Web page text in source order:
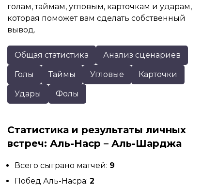
голам, таймам, угловым, карточкам и ударам,
которая поможет вам сделать собственный
вывод.
Общая статистика Анализ сценариев
Голы Таймы Угловые Карточки
Удары Фолы
Статистика и результаты личных
встреч: Аль-Наср – Аль-Шарджа
Всего сыграно матчей: 9
Побед Аль-Насра: 2